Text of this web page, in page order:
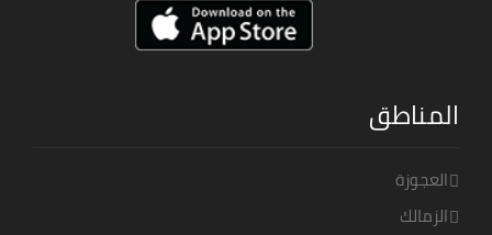
المناطق
العجوزة
الزمالك